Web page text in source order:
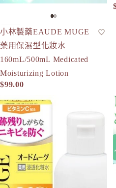
化妝水
人氣
小林製藥EAUDE MUGE
藥用保濕型化妝水
160mL/500mL Medicated
Moisturizing Lotion
$99.00
小林製藥Eaude Muge VC藥用